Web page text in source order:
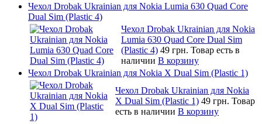
Чехол Drobak Ukrainian для Nokia Lumia 630 Quad Core
Dual Sim (Plastic 4)
Чехол Drobak Ukrainian для Nokia
Lumia 630 Quad Core Dual Sim
(Plastic 4) 49 грн. Товар есть в
наличии В корзину
Чехол Drobak Ukrainian для Nokia X Dual Sim (Plastic 1)
Чехол Drobak Ukrainian для Nokia
X Dual Sim (Plastic 1) 49 грн. Товар
есть в наличии В корзину